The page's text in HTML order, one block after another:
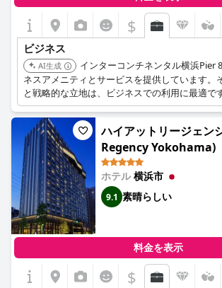
$
ビジネス
AI生成
インターコンチネンタル横浜Pier
ネスアメニティとサービスを提供しています。
と戦略的な立地は、ビジネスでの利用に最適です
ハイアットリージェン
Regency Yokohama)
ホテル横浜市
9.1 素晴らしい
料金を表示
$